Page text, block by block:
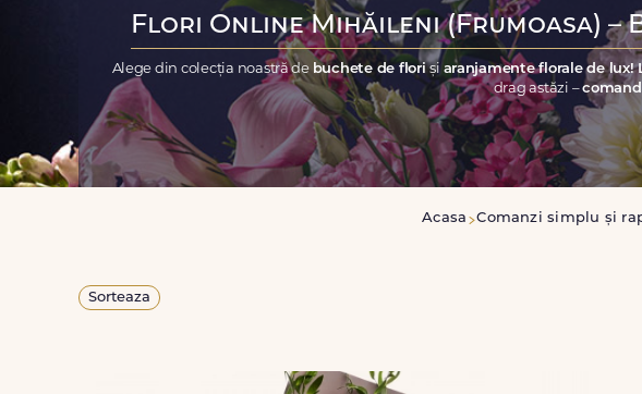
Flori Online Mihăileni (Frumoasa)
Alege din colecția noastră de buchete de floriși aranjamente florale de lux!
drag astăzi –
Acasa Comanzi simplu și
Sorteaza